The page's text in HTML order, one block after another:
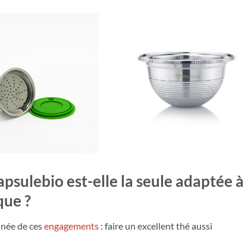
est-elle la seule adaptée à
?
de cesengagements : faire un excellent thé aussi